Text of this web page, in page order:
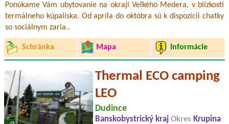
Ponúkame Vám ubytovanie na okraji Veľkého Medera, v blízkosti
termálneho kúpaliska. Od apríla do októbra sú k dispozícii chatky
so sociálnym zaria..
Schránka Mapa Informácie
Thermal ECO camping
LEO
Dudince
Banskobystrický kraj Okres Krupina